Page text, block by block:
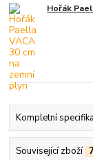
Hořák
Kompletní
Související zboží